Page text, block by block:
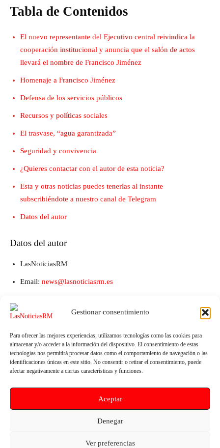
Gestionar consentimiento
Para ofrecer las mejores experiencias, utilizamos tecnologías como las cookies para
almacenar y/o acceder a la información del dispositivo. El consentimiento de estas
tecnologías nos permitirá procesar datos como el comportamiento de navegación o las
identificaciones únicas en este sitio. No consentir o retirar el consentimiento, puede
afectar negativamente a ciertas características y funciones.
Aceptar
Denegar
Ver preferencias
Tabla de Contenidos
El nuevo representante del Ejecutivo central reivindica la
cooperación institucional y anuncia que el salón de actos
llevará el nombre de Francisco Jiménez
Homenaje a Francisco Jiménez
Defensa de los servicios públicos
Recursos y políticas sociales
El trasvase, “agua garantizada”
Seguridad y convivencia
¿Quieres contactar con el autor de esta noticia?
Esta y otras noticias puedes tenerlas al instante
subscribiéndote a nuestro canal de Telegram
Datos del autor
Datos del autor
LasNoticiasRM
Email: news@lasnoticiasrm.es
Artículo anterior
El Parlamento Europeo aprueba
financiarse con fondos FEDER
Artículo siguiente
taurinas mientras se recortan